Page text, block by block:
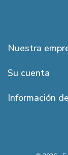
Nuestra
Su cuenta
Información